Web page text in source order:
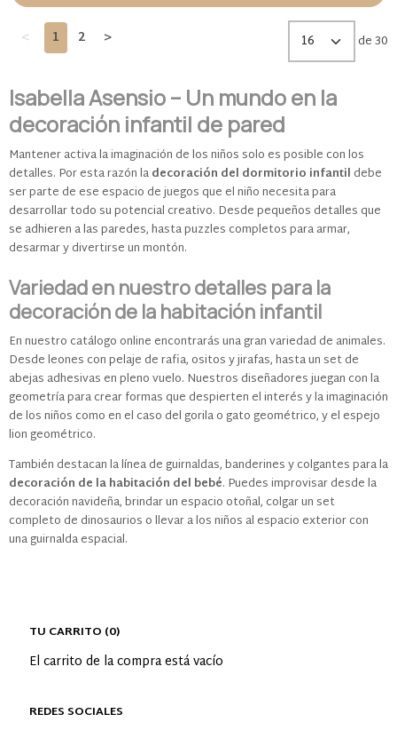
TU CARRITO (0)
El carrito de la compra está vacío
REDES SOCIALES
< 1 2 > de 30
Isabella Asensio – Un mundo en la
decoración infantil de pared
Mantener activa la imaginación de los niños solo es posible con los
detalles. Por esta razón ladecoración del dormitorio infantil debe
ser parte de ese espacio de juegos que el niño necesita para
desarrollar todo su potencial creativo. Desde pequeños detalles que
se adhieren a las paredes, hasta puzzles completos para armar,
desarmar y divertirse un montón.
Variedad en nuestro detalles para la
decoración de la habitación infantil
En nuestro catálogo online encontrarás una gran variedad de animales.
Desde leones con pelaje de rafia, ositos y jirafas, hasta un set de
abejas adhesivas en pleno vuelo. Nuestros diseñadores juegan con la
geometría para crear formas que despierten el interés y la imaginación
de los niños como en el caso del gorila o gato geométrico, y el espejo
lion geométrico.
También destacan la línea de guirnaldas, banderines y colgantes para la
decoración de la habitación del bebé. Puedes improvisar desde la
decoración navideña, brindar un espacio otoñal, colgar un set
completo de dinosaurios o llevar a los niños al espacio exterior con
una guirnalda espacial.